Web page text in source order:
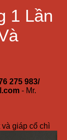
1 Lần
275 983/
- Mr.
và giáp cổ chì